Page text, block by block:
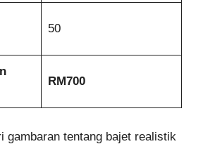
50
RM700
gambaran tentang bajet realistik